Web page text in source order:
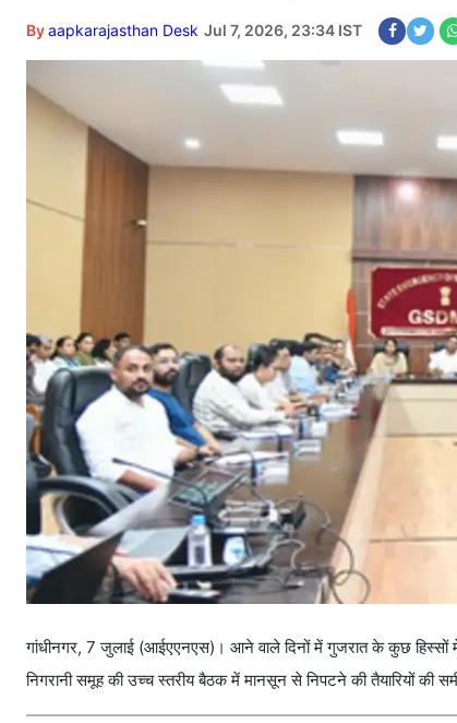
Byaapkarajasthan Desk Jul 7, 2026, 23:34 IST
गांधीनगर, 7 जुलाई (आईएएनएस)। आने वाले दिनों में गुजरात के कुछ हिस्सों में
निगरानी समूह की उच्च स्तरीय बैठक में मानसून से निपटने की तैयारियों की